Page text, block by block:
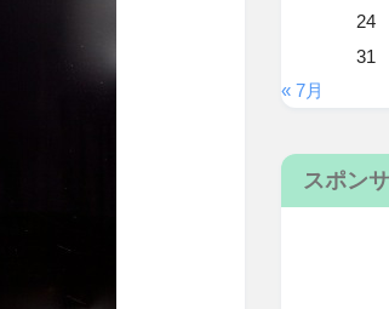
24
31
« 7月
スポン